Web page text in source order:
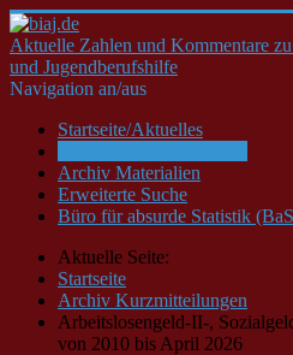
Aktuelle Zahlen und Kommentare
und Jugendberufshilfe
Navigation an/aus
Startseite/Aktuelles
Archiv Materialien
Erweiterte Suche
Büro für absurde Statistik
Aktuelle Seite:
Startseite
Archiv Kurzmitteilungen
Arbeitslosengeld-II-,
von 2010 bis April 2026